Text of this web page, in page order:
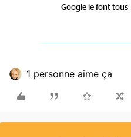
Google le font tous
1 personne aime ça